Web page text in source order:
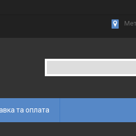
та оплата